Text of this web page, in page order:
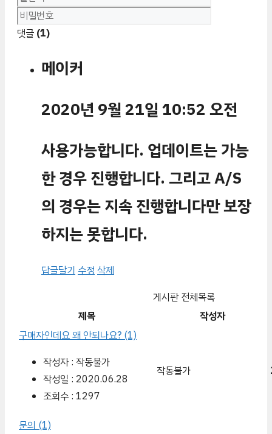
댓글 (1)
메이커
2020년 9월 21일 10:52 오전
사용가능합니다. 업데이트는 가능
한 경우 진행합니다. 그리고 A/S
의 경우는 지속 진행합니다만 보장
하지는 못합니다.
답글달기수정삭제
게시판 전체목록
제목
작성자
구매자인데요 왜 안되나요?(1)
작성자 : 작동불가
작성일 : 2020.06.28
조회수 : 1297
작동불가
문의(1)